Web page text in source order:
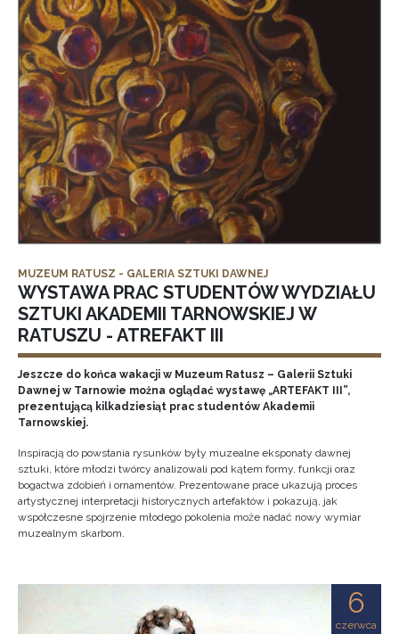
MUZEUM RATUSZ - GALERIA SZTUKI DAWNEJ
WYSTAWA PRAC STUDENTÓW WYDZIAŁU
SZTUKI AKADEMII TARNOWSKIEJ W
RATUSZU - ATREFAKT III
Jeszcze do końca wakacji w Muzeum Ratusz – Galerii Sztuki
Dawnej w Tarnowie można oglądać wystawę „ARTEFAKT III”,
prezentującą kilkadziesiąt prac studentów Akademii
Tarnowskiej.
Inspiracją do powstania rysunków były muzealne eksponaty dawnej
sztuki, które młodzi twórcy analizowali pod kątem formy, funkcji oraz
bogactwa zdobień i ornamentów. Prezentowane prace ukazują proces
artystycznej interpretacji historycznych artefaktów i pokazują, jak
współczesne spojrzenie młodego pokolenia może nadać nowy wymiar
muzealnym skarbom.
6
czerwca